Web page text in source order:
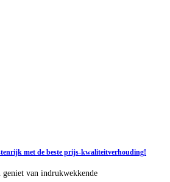
met de beste prijs-kwaliteitverhouding!
geniet van indrukwekkende